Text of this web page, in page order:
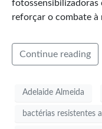
fotossensibilizadoras
reforçar o combate à
Continue reading
Adelaide Almeida
bactérias resistentes